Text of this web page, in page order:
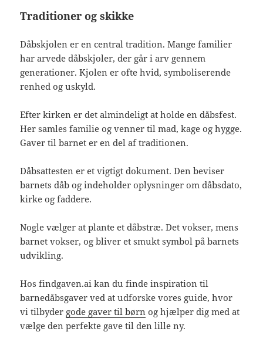
Traditioner og skikke
Dåbskjolen er en central tradition. Mange familier
har arvede dåbskjoler, der går i arv gennem
generationer. Kjolen er ofte hvid, symboliserende
renhed og uskyld.
Efter kirken er det almindeligt at holde en dåbsfest.
Her samles familie og venner til mad, kage og hygge.
Gaver til barnet er en del af traditionen.
Dåbsattesten er et vigtigt dokument. Den beviser
barnets dåb og indeholder oplysninger om dåbsdato,
kirke og faddere.
Nogle vælger at plante et dåbstræ. Det vokser, mens
barnet vokser, og bliver et smukt symbol på barnets
udvikling.
Hos findgaven.ai kan du finde inspiration til
barnedåbsgaver ved at udforske vores guide, hvor
vi tilbyder gode gaver til børn og hjælper dig med at
vælge den perfekte gave til den lille ny.